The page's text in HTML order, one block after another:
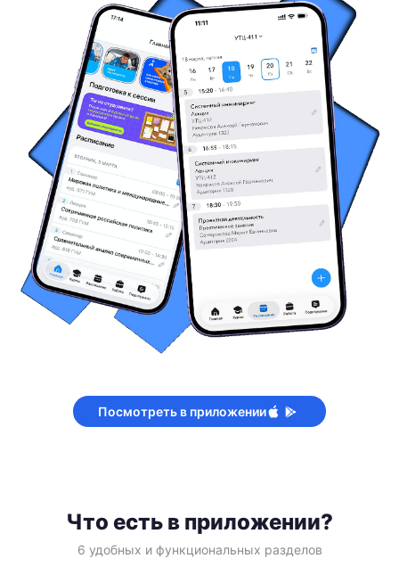
Посмотреть в приложении
Что есть в приложении?
6 удобных и функциональных разделов